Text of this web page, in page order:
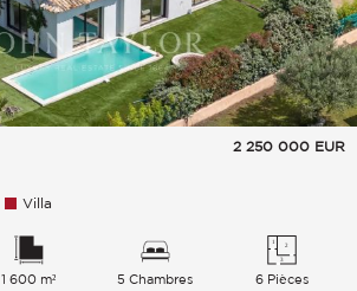
2 250 000 EUR
Villa
1 600 m² 5 Chambres 6 Pièces